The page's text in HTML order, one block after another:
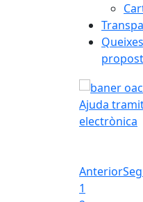
Ajuda
electrònica
Anterior
1